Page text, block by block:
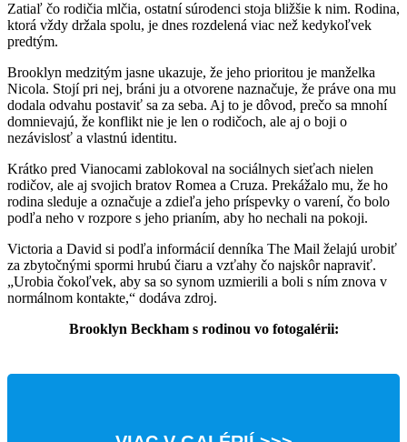
Zatiaľ čo rodičia mlčia, ostatní súrodenci stoja bližšie k nim. Rodina,
ktorá vždy držala spolu, je dnes rozdelená viac než kedykoľvek
predtým.
Brooklyn medzitým jasne ukazuje, že jeho prioritou je manželka
Nicola. Stojí pri nej, bráni ju a otvorene naznačuje, že práve ona mu
dodala odvahu postaviť sa za seba. Aj to je dôvod, prečo sa mnohí
domnievajú, že konflikt nie je len o rodičoch, ale aj o boji o
nezávislosť a vlastnú identitu.
Krátko pred Vianocami zablokoval na sociálnych sieťach nielen
rodičov, ale aj svojich bratov Romea a Cruza. Prekážalo mu, že ho
rodina sleduje a označuje a zdieľa jeho príspevky o varení, čo bolo
podľa neho v rozpore s jeho prianím, aby ho nechali na pokoji.
Victoria a David si podľa informácií denníka The Mail želajú urobiť
za zbytočnými spormi hrubú čiaru a vzťahy čo najskôr napraviť.
„Urobia čokoľvek, aby sa so synom uzmierili a boli s ním znova v
normálnom kontakte,“ dodáva zdroj.
Brooklyn Beckham s rodinou vo fotogalérii: